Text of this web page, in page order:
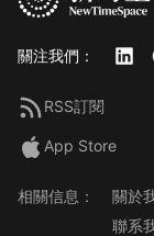
關注我們：
RSS訂閱
App Store
相關信息： 關於
聯系